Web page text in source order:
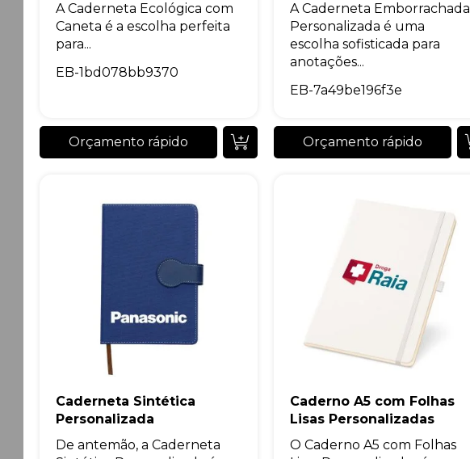
A Caderneta Ecológica com
Caneta é a escolha perfeita
para...
EB-1bd078bb9370
Orçamento rápido
A Caderneta Emborrachada
Personalizada é uma
escolha sofisticada para
anotações...
EB-7a49be196f3e
Orçamento rápido
Caderneta Sintética
Personalizada
De antemão, a Caderneta
Caderno A5 com Folhas
Lisas Personalizadas
O Caderno A5 com Folhas